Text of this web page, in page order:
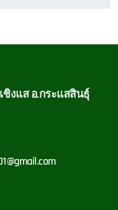
ชิงแส อ.กระแสสินธุ์